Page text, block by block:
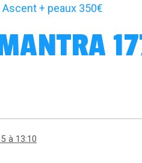
+ peaux 350€
à 13:10